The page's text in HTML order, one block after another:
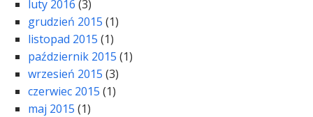
luty 2016 (3)
grudzień 2015 (1)
listopad 2015 (1)
październik 2015 (1)
wrzesień 2015 (3)
czerwiec 2015 (1)
maj 2015 (1)